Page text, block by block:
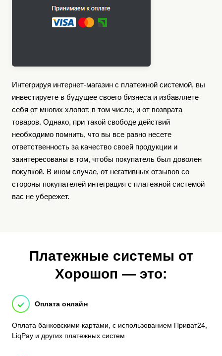
Интегрируя интернет-магазин с платежной системой, вы
инвестируете в будущее своего бизнеса и избавляете
себя от многих хлопот, в том числе, и от возврата
товаров. Однако, при такой свободе действий
необходимо помнить, что вы все равно несете
ответственность за качество своей продукции и
заинтересованы в том, чтобы покупатель был доволен
покупкой. В ином случае, от негативных отзывов со
стороны покупателей интеграция с платежной системой
вас не убережет.
Платежные системы от
Хорошоп — это:
Оплата онлайн
Оплата банковскими картами, с использованием Приват24,
LiqPay и других платежных систем